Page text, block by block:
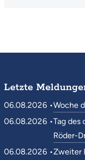
Letzte
06.08.2026 •Woche
06.08.2026 •Tag des
Röder-
06.08.2026 •Zweiter